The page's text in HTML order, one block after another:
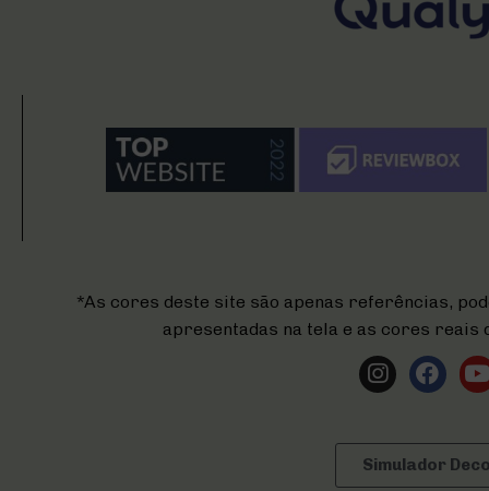
*As cores deste site são apenas referências,
apresentadas na tela e as cores
Simulador